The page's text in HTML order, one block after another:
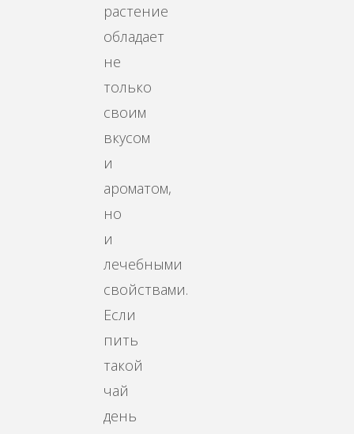
растение
обладает
не
только
своим
вкусом
и
ароматом,
но
и
лечебными
свойствами.
Если
пить
такой
чай
день